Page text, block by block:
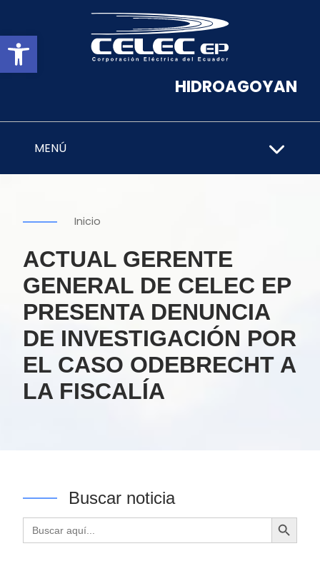
Abrir barra de herramientas
HIDROAGOYAN
MENÚ
Inicio
ACTUAL GERENTE
GENERAL DE CELEC EP
PRESENTA DENUNCIA
DE INVESTIGACIÓN POR
EL CASO ODEBRECHT A
LA FISCALÍA
Buscar noticia
Buscar: Botón de búsqueda